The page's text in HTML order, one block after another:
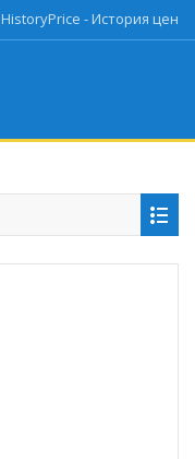
HistoryPrice - История цен